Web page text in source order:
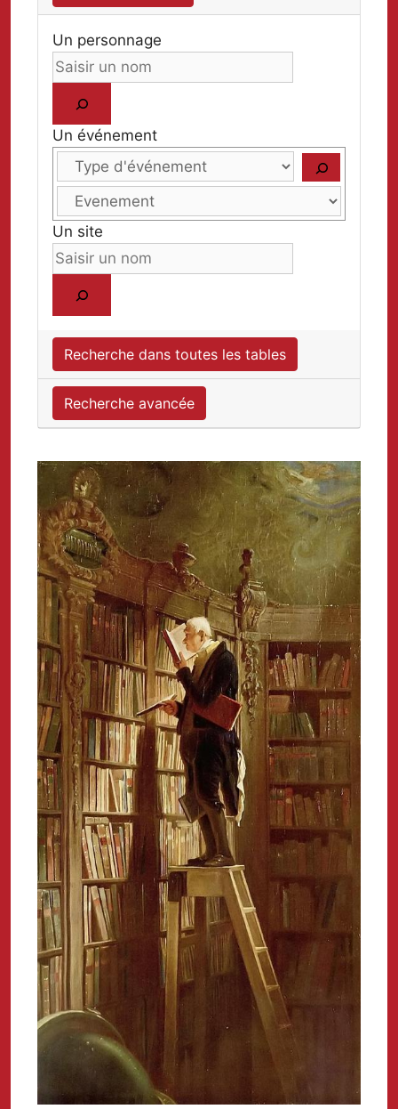
Un personnage
Un événement
Un site
Recherche dans toutes les tables
Recherche avancée